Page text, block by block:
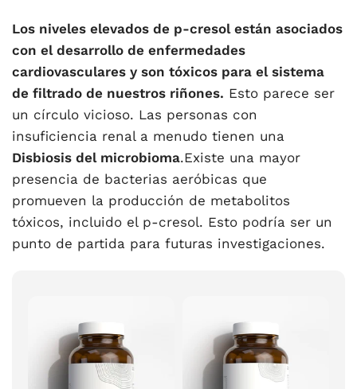
Los niveles elevados de p-cresol están asociados
con el desarrollo de enfermedades
cardiovasculares y son tóxicos para el sistema
de filtrado de nuestros riñones. Esto parece ser
un círculo vicioso. Las personas con
insuficiencia renal a menudo tienen una
Disbiosis del microbioma.Existe una mayor
presencia de bacterias aeróbicas que
promueven la producción de metabolitos
tóxicos, incluido el p-cresol. Esto podría ser un
punto de partida para futuras investigaciones.